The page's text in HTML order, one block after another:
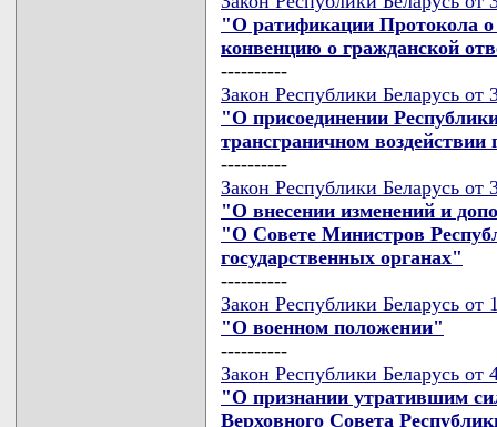
"О ратификации Протокола
конвенцию о гражданской
----------
Закон Республики Беларусь от
"О присоединении
трансграничном
----------
Закон Республики Беларусь от
"О внесении изменений и
"О Совете Министров
государственных органах"
----------
Закон Республики Беларусь от
"О военном положении"
----------
Закон Республики Беларусь от
"О признании утратившим
Верховного Совета